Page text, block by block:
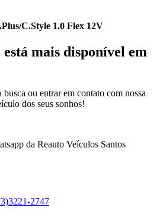
C.Style 1.0 Flex 12V
mais disponível em
ou entrar em contato com nossa
dos seus sonhos!
da Reauto Veículos Santos
2747